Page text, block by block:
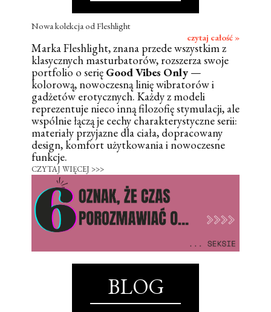
Nowa kolekcja od Fleshlight
czytaj całość »
Marka Fleshlight, znana przede wszystkim z
klasycznych masturbatorów, rozszerza swoje
portfolio o serię Good Vibes Only —
kolorową, nowoczesną linię wibratorów i
gadżetów erotycznych. Każdy z modeli
reprezentuje nieco inną filozofię stymulacji, ale
wspólnie łączą je cechy charakterystyczne serii:
materiały przyjazne dla ciała, dopracowany
design, komfort użytkowania i nowoczesne
funkcje.
CZYTAJ WIĘCEJ >>>
BLOG